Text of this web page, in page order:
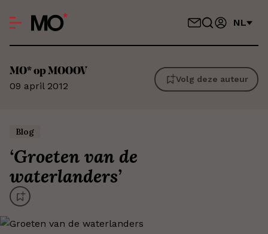
NL
MO*op MOOOV
09 april 2012
Volg deze auteur
Blog
‘Groeten van de
waterlanders’